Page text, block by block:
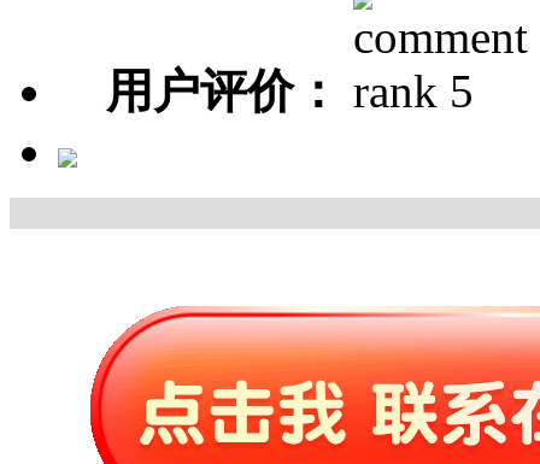
用户评价：